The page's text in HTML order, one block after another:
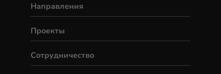
Направления
Сотрудничество
Проекты